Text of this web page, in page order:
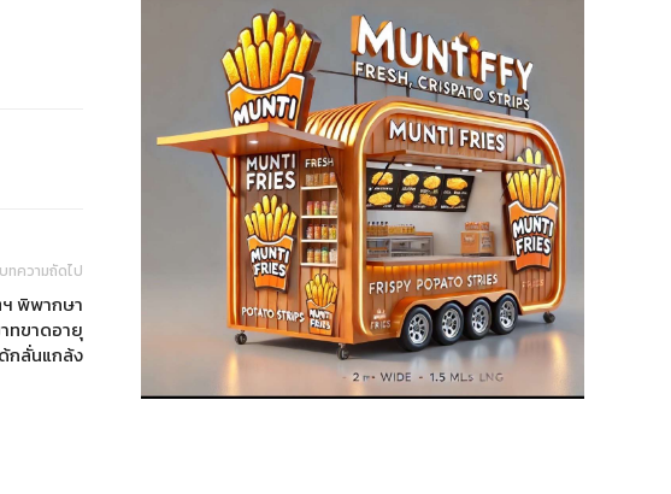
บทความถัดไป
พิพากษา
ทขาดอายุ
กลั่นแกล้ง